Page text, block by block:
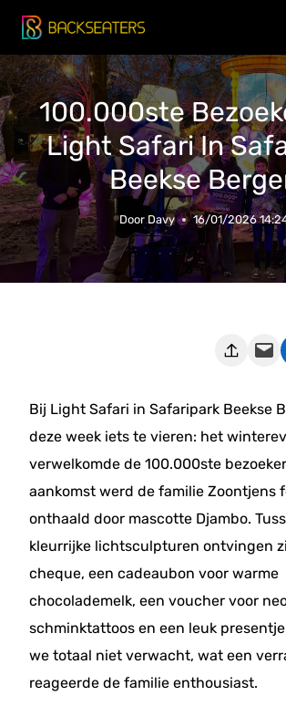
Doorgaan
naar
inhoud
100.000ste
Light Safari In
Beekse
Door Davy 16/01/2026
Deze pagina e-mailen
Bij Light Safari in Safaripark Beekse
deze week iets te vieren: het
verwelkomde de 100.000ste
aankomst werd de familie Zoontjens
onthaald door mascotte Djambo.
kleurrijke lichtsculpturen ontvingen
cheque, een cadeaubon voor warme
chocolademelk, een voucher voor
schminktattoos en een leuk
we totaal niet verwacht, wat een
reageerde de familie enthousiast.